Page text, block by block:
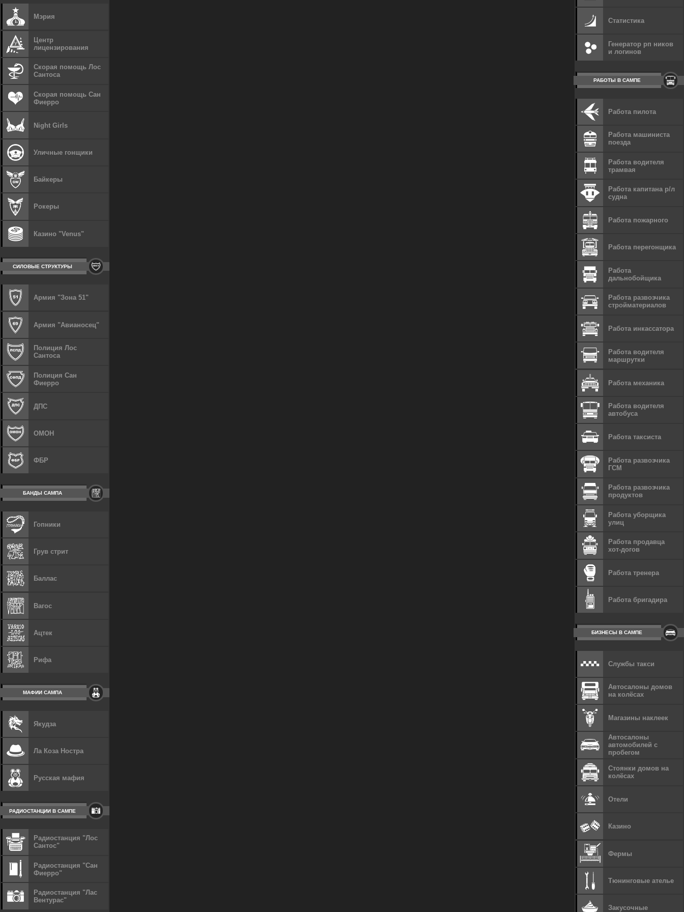
Мэрия
Центр
лицензирования
Скорая помощь Лос
Сантоса
Скорая помощь Сан
Фиерро
Night Girls
Уличные гонщики
Байкеры
Рокеры
Казино "Venus"
СИЛОВЫЕ СТРУКТУРЫ
Армия "Зона 51"
Армия "Авианосец"
Полиция Лос
Сантоса
Полиция Сан
Фиерро
ДПС
ОМОН
ФБР
БАНДЫ САМПА
Гопники
Грув стрит
Баллас
Вагос
Ацтек
Рифа
МАФИИ САМПА
Якудза
Ла Коза Ностра
Русская мафия
РАДИОСТАНЦИИ В САМПЕ
Радиостанция "Лос
Сантос"
Радиостанция "Сан
Фиерро"
Радиостанция "Лас
Вентурас"
Статистика
Генератор рп ников
и логинов
РАБОТЫ В САМПЕ
Работа пилота
Работа машиниста
поезда
Работа водителя
трамвая
Работа капитана р/л
судна
Работа пожарного
Работа перегонщика
Работа
дальнобойщика
Работа развозчика
стройматериалов
Работа инкассатора
Работа водителя
маршрутки
Работа механика
Работа водителя
автобуса
Работа таксиста
Работа развозчика
ГСМ
Работа развозчика
продуктов
Работа уборщика
улиц
Работа продавца
хот-догов
Работа тренера
Работа бригадира
БИЗНЕСЫ В САМПЕ
Службы такси
Автосалоны домов
на колёсах
Магазины наклеек
Автосалоны
автомобилей с
пробегом
Стоянки домов на
колёсах
Отели
Казино
Фермы
Тюнинговые ателье
Закусочные